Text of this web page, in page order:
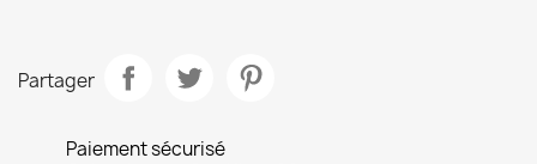
Partager
Paiement sécurisé